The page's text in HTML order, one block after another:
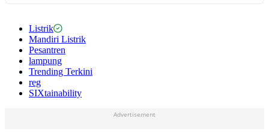
Listrik
Mandiri Listrik
Pesantren
lampung
Trending Terkini
reg
SIXtainability
Advertisement